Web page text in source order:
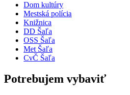
Dom kultúry
Mestská polícia
Knižnica
DD Šaľa
OSS Šaľa
Met Šaľa
CvČ Šaľa
Potrebujem vybaviť